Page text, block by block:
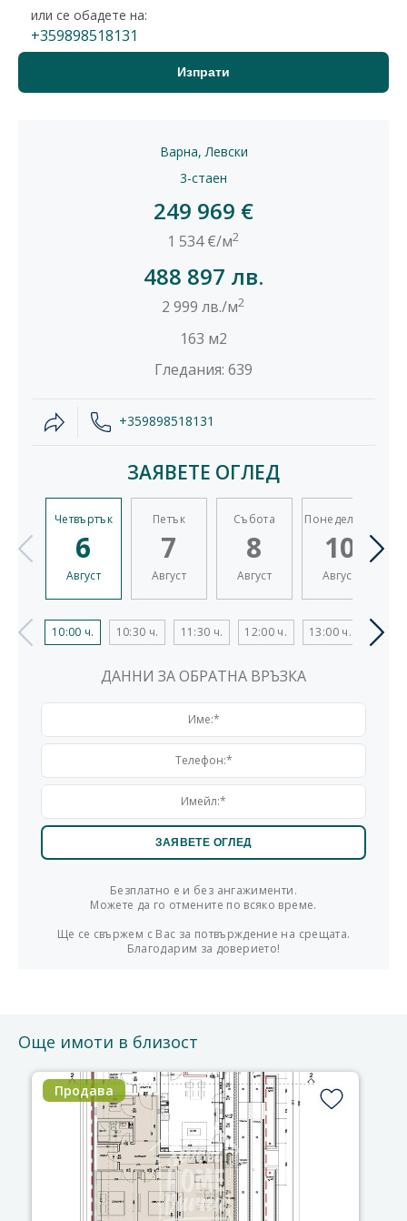
или се обадете на:
+359898518131
Варна, Левски
3-стаен
249 969 €
1 534 €/м2
488 897 лв.
2 999 лв./м2
163 м2
Гледания: 639
+359898518131
ЗАЯВЕТЕ ОГЛЕД
Четвъртък
6
Август
Петък
7
Август
Събота
8
Август
Понеделник
10
Август
10:00 ч. 10:30 ч. 11:30 ч. 12:00 ч. 13:00 ч. 13:30
ДАННИ ЗА ОБРАТНА ВРЪЗКА
Безплатно е и без ангажименти.
Можете да го отмените по всяко време.
Ще се свържем с Вас за потвърждение на срещата.
Благодарим за доверието!
Още имоти в близост
Продава